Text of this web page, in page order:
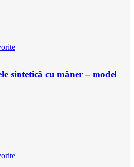
sintetică cu mâner – model